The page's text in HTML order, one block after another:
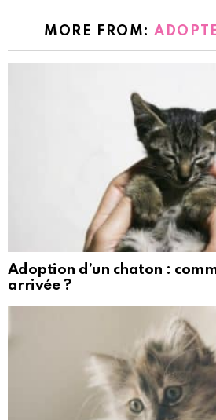
MORE FROM:
Adoption d’un chaton :
arrivée ?